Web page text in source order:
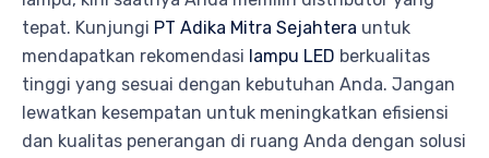
tepat. Kunjungi PT Adika Mitra Sejahtera untuk
mendapatkan rekomendasi lampu LED berkualitas
tinggi yang sesuai dengan kebutuhan Anda. Jangan
lewatkan kesempatan untuk meningkatkan efisiensi
dan kualitas penerangan di ruang Anda dengan solusi